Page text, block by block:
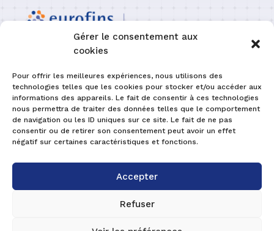
Gérer le consentement aux
cookies
Pour offrir les meilleures expériences, nous utilisons des
technologies telles que les cookies pour stocker et/ou accéder aux
informations des appareils. Le fait de consentir à ces technologies
nous permettra de traiter des données telles que le comportement
de navigation ou les ID uniques sur ce site. Le fait de ne pas
consentir ou de retirer son consentement peut avoir un effet
négatif sur certaines caractéristiques et fonctions.
Accepter
Refuser
177 Rue Denis Papin- CS 30525
27 130 VERNEUIL D’AVRE ET D’ITON
FRANCE
CONTACTEZ-NOUS